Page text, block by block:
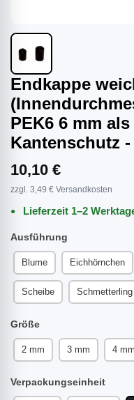
Endkappe
PEK6 6 mm
Kantenschutz
10,10 €
zzgl. 3,49 € Versandkosten
Lieferzeit 1–2
Ausführung
Blume Eichhörnchen
Scheibe Schmetterling
Größe
2 mm 3 mm 4 mm
Verpackungseinheit